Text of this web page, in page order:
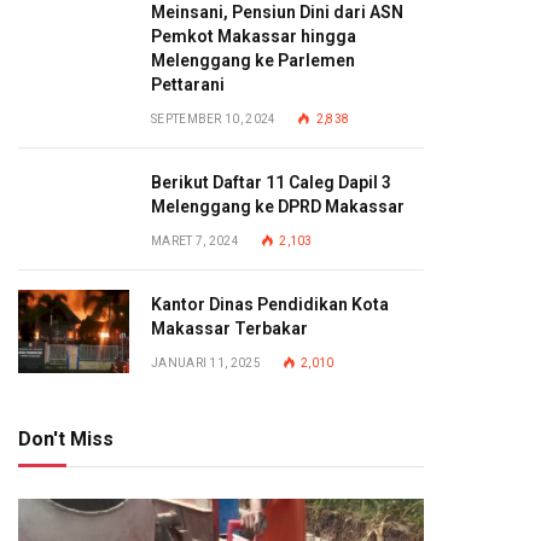
Meinsani, Pensiun Dini dari ASN
Pemkot Makassar hingga
Melenggang ke Parlemen
Pettarani
SEPTEMBER 10, 2024 2,838
Berikut Daftar 11 Caleg Dapil 3
Melenggang ke DPRD Makassar
MARET 7, 2024 2,103
Kantor Dinas Pendidikan Kota
Makassar Terbakar
JANUARI 11, 2025 2,010
Don't Miss